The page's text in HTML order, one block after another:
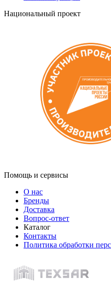
Национальный проект
Помощь и сервисы
О нас
Бренды
Доставка
Вопрос-ответ
Каталог
Контакты
Политика обработки